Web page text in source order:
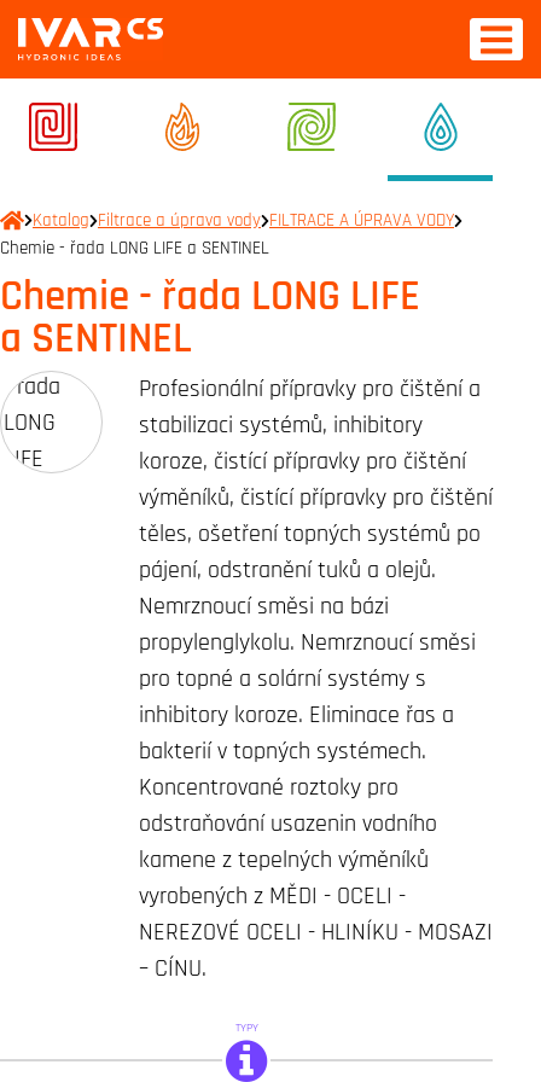
Katalog Filtrace a úprava vody FILTRACE A ÚPRAVA VODY
Chemie - řada LONG LIFE a SENTINEL
Chemie - řada LONG LIFE
a SENTINEL
Profesionální přípravky pro čištění a
stabilizaci systémů, inhibitory
koroze, čistící přípravky pro čištění
výměníků, čistící přípravky pro čištění
těles, ošetření topných systémů po
pájení, odstranění tuků a olejů.
Nemrznoucí směsi na bázi
propylenglykolu. Nemrznoucí směsi
pro topné a solární systémy s
inhibitory koroze. Eliminace řas a
bakterií v topných systémech.
Koncentrované roztoky pro
odstraňování usazenin vodního
kamene z tepelných výměníků
vyrobených z MĚDI - OCELI -
NEREZOVÉ OCELI - HLINÍKU - MOSAZI
– CÍNU.
TYPY